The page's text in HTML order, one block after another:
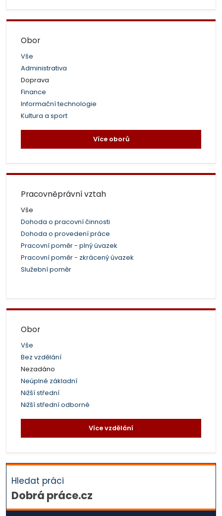
Obor
Vše
Administrativa
Doprava
Finance
Informační technologie
Kultura a sport
Více oborů
Pracovněprávní vztah
Vše
Dohoda o pracovní činnosti
Dohoda o provedení práce
Pracovní poměr - plný úvazek
Pracovní poměr - zkrácený úvazek
Služební poměr
Obor
Vše
Bez vzdělání
Nezadáno
Neúplné základní
Nižší střední
Nižší střední odborné
Více vzdělání
Hledat práci
Dobrá práce.cz